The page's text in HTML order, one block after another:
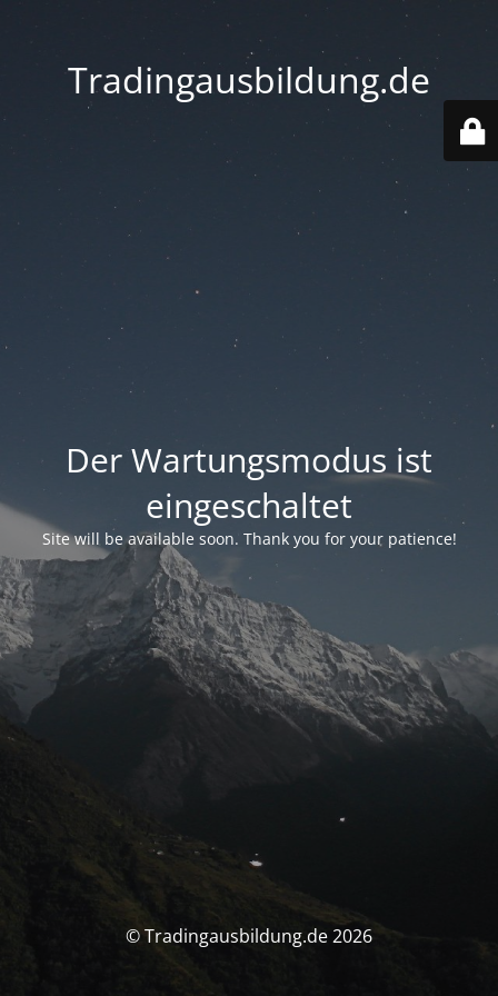
Tradingausbildung.de
Der Wartungsmodus ist
eingeschaltet
Site will be available soon. Thank you for your patience!
© Tradingausbildung.de 2026